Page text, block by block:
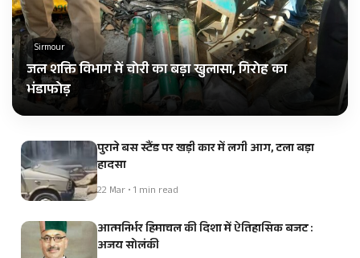
Sirmour
जल शक्ति विभाग में चोरी का बड़ा खुलासा, गिरोह का
भंडाफोड़
पुराने बस स्टैंड पर खड़ी कार में लगी आग, टला बड़ा
हादसा
22 Mar • 1 min read
आत्मनिर्भर हिमाचल की दिशा में ऐतिहासिक बजट :
अजय सोलंकी